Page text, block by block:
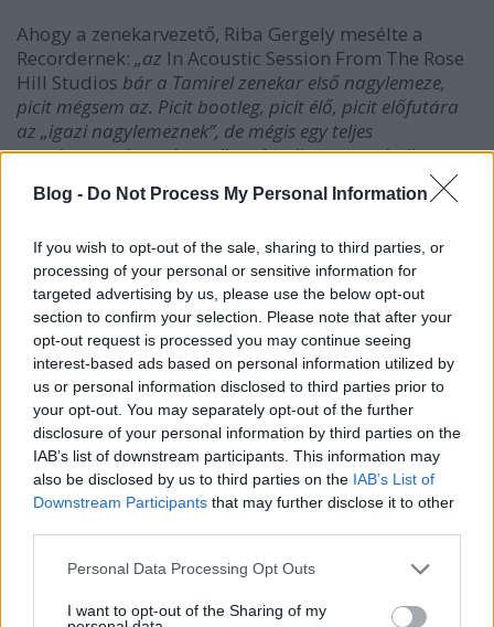
Blog - Do Not Process My Personal Information
If you wish to opt-out of the sale, sharing to third parties, or
processing of your personal or sensitive information for
targeted advertising by us, please use the below opt-out
section to confirm your selection. Please note that after your
opt-out request is processed you may continue seeing
interest-based ads based on personal information utilized by
us or personal information disclosed to third parties prior to
your opt-out. You may separately opt-out of the further
disclosure of your personal information by third parties on the
IAB’s list of downstream participants. This information may
also be disclosed by us to third parties on the IAB’s List of
Downstream Participants that may further disclose it to other
Please note that this website/app uses one or more Google
not limited to your visit or usage behaviour. You may click to
Personal Data Processing Opt Outs
I want to opt-out of the Sharing of my
Ahogy a zenekarvezető, Riba Gergely mesélte a
Recordernek: „az In Acoustic Session From The Rose
Hill Studios bár a Tamirel zenekar első nagylemeze,
picit mégsem az. Picit bootleg, picit élő, picit előfutára
az „igazi nagylemeznek”, de mégis egy teljes
nagylemeznyi egységet alkot. Az album tartalmilag nem
más, mint a 2017. szeptemberében megjelenő, két éve
készülőYou And The World lemez számainak zöme
alatt kezdtük rögzíteni a lemezt egy nagyon furcsa
helyen, Budán a Magyar Nemzeti Filmarchívum egyik
épületében. A komplexum abszolút a régi időket idéző,
mostanra lepukkant, pusztulásra ítélt épületegyüttes,
mégis a budai erdők közelsége hihetetlenül megkapóvá
varázsolja. Tipikus példája a természet visszaveszi, ami
az övé című jelenségnek. Egyik nap például tengernyi
friss vaddisznó túrás fogadott bennünket a stúdió
ajtajától öt méterre, nagyon abszurd látvány volt.”
Hogy tehát miért született egy elő-lemez a rendes
stúdióalbum elé? „
Kicsit több, mint két éve kezdődtek
tehát aYou And The Worldlemez felvételei. Szokatlan
és nem túl előnyös stúdiózási húzás volt, hogy az
regényesen csak ’Rose Hill’-nek emlegetett kis stúdióban.